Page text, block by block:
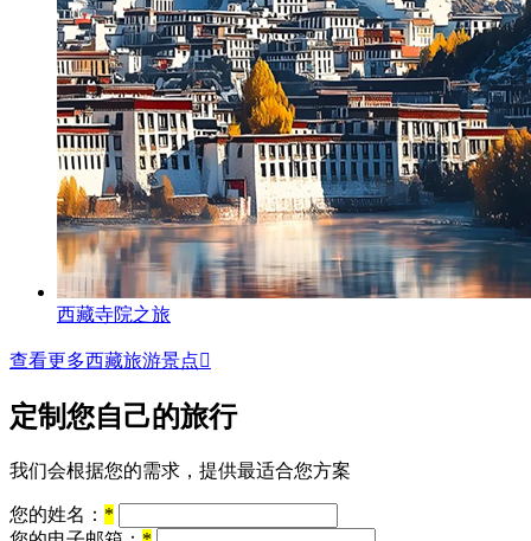
西藏寺院之旅
查看更多西藏旅游景点
定制您自己的旅行
我们会根据您的需求，提供最适合您方案
您的姓名： *